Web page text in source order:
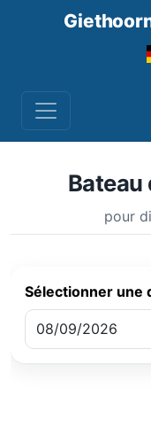
Bateau
pour
Sélectionner une